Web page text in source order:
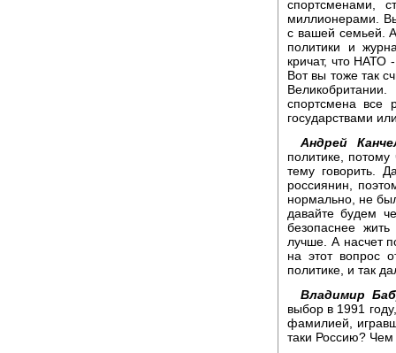
спортсменами,
миллионерами.
с вашей семьей.
политики и
кричат, что НАТО
Вот вы тоже так
спортсмена все
государствами
Андрей
политике, потому
тему говорить.
россиянин,
нормально, не
давайте будем
безопаснее
лучше. А насчет
на этот вопрос
политике, и так
Владимир
выбор в 1991
фамилией,
таки Россию?